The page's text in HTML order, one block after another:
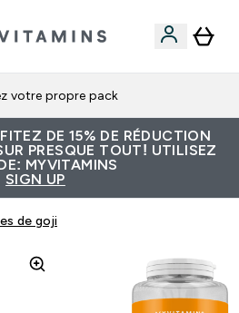
votre propre pack
DE 15% DE RÉDUCTION
PRESQUE TOUT! UTILISEZ
MYVITAMINS
SIGN UP
de goji